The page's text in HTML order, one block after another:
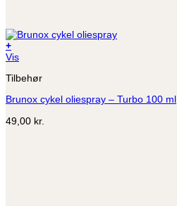
+
Vis
Tilbehør
Brunox cykel oliespray – Turbo 100 ml
49,00 kr.